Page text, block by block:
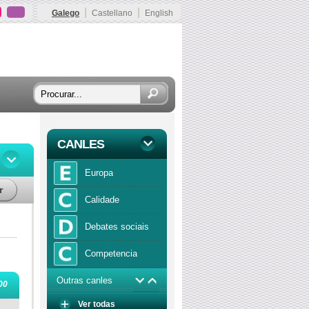
Galego Castellano English
CANLES
Europa
Calidade
Debates sociais
Competencia
Economía
Outras canles
Ver todas